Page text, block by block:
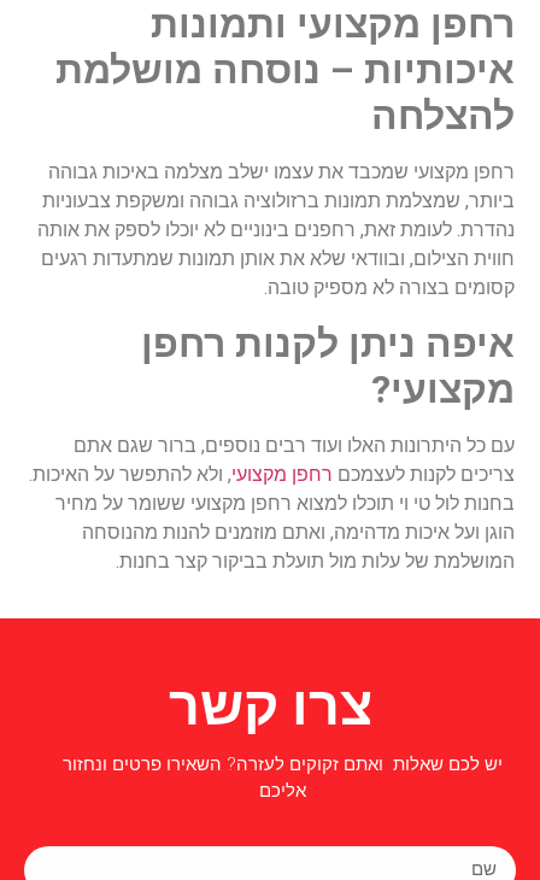
רחפן מקצועי ותמונות
איכותיות – נוסחה מושלמת
להצלחה
רחפן מקצועי שמכבד את עצמו ישלב מצלמה באיכות גבוהה
ביותר, שמצלמת תמונות ברזולוציה גבוהה ומשקפת צבעוניות
נהדרת. לעומת זאת, רחפנים בינוניים לא יוכלו לספק את אותה
חווית הצילום, ובוודאי שלא את אותן תמונות שמתעדות רגעים
קסומים בצורה לא מספיק טובה.
איפה ניתן לקנות רחפן
מקצועי?
עם כל היתרונות האלו ועוד רבים נוספים, ברור שגם אתם
צריכים לקנות לעצמכם רחפן מקצועי, ולא להתפשר על האיכות.
בחנות לול טי וי תוכלו למצוא רחפן מקצועי ששומר על מחיר
הוגן ועל איכות מדהימה, ואתם מוזמנים להנות מהנוסחה
המושלמת של עלות מול תועלת בביקור קצר בחנות.
צרו קשר
יש לכם שאלות ואתם זקוקים לעזרה? השאירו פרטים ונחזור
אליכם